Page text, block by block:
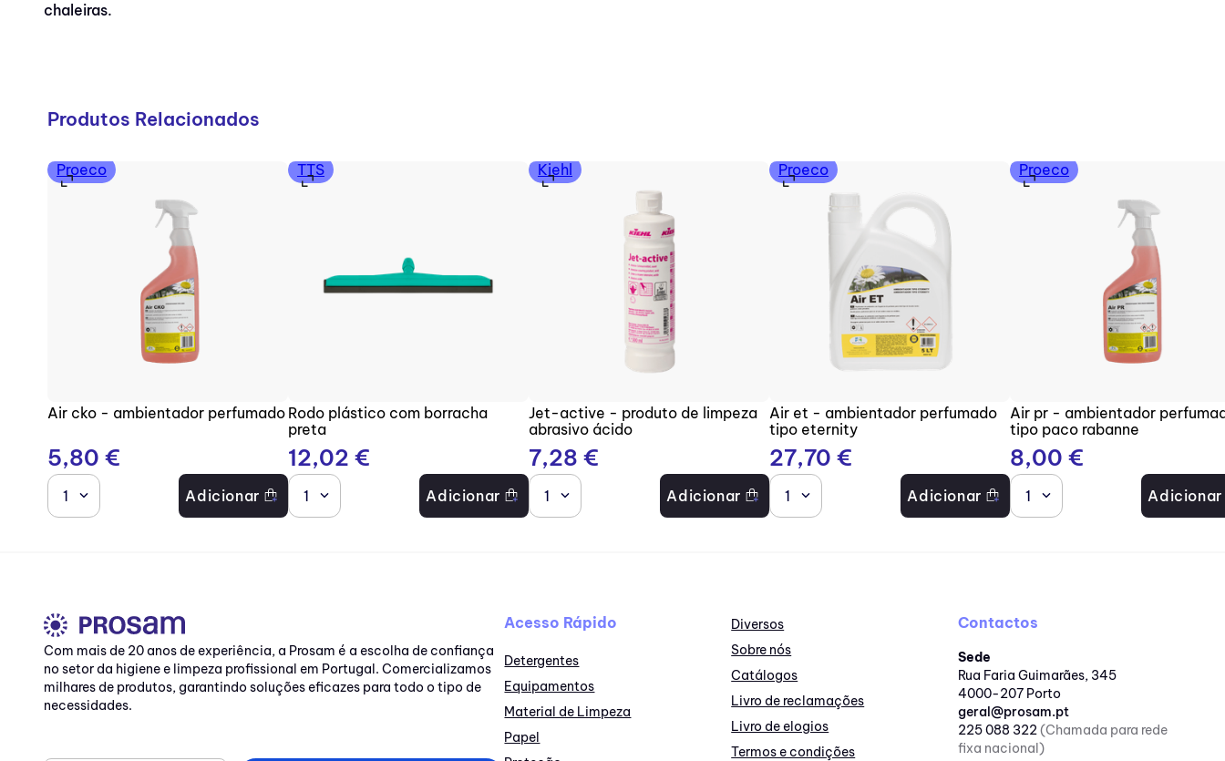
chaleiras.
Produtos Relacionados
Proeco
Air cko - ambientador perfumado
5,80 €
1 Adicionar
TTS
Rodo plástico com borracha
preta
12,02 €
1 Adicionar
Kiehl
Jet-active - produto de limpeza
abrasivo ácido
7,28 €
1 Adicionar
Proeco
Air et - ambientador perfumado
tipo eternity
27,70 €
1 Adicionar
Proeco
Air pr - ambientador
tipo paco rabanne
8,00 €
1 Adicionar
Com mais de 20 anos de experiência, a Prosam é a escolha de confiança
no setor da higiene e limpeza profissional em Portugal. Comercializamos
milhares de produtos, garantindo soluções eficazes para todo o tipo de
necessidades.
Acesso Rápido
Detergentes
Equipamentos
Material de Limpeza
Papel
Diversos
Sobre nós
Catálogos
Livro de reclamações
Livro de elogios
Termos e condições
Contactos
Sede
Rua Faria Guimarães, 345
4000-207 Porto
geral@prosam.pt
225 088 322(Chamada para rede
fixa nacional)